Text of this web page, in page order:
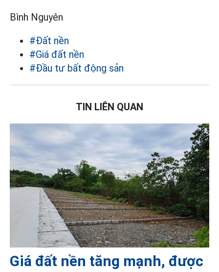
Bình Nguyên
#Đất nền
#Giá đất nền
#Đầu tư bất động sản
TIN LIÊN QUAN
Giá đất nền tăng mạnh, được